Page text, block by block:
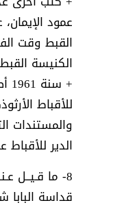
عمود
القبط وقت
الكنيسة
للأقباط
والمستندات
الدير
8- ما قـيــل عـنـه :
قداسة البابا